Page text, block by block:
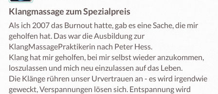
Klangmassage zum Spezialpreis
Als ich 2007 das Burnout hatte, gab es eine Sache, die mir
geholfen hat. Das war die Ausbildung zur
KlangMassagePraktikerin nach Peter Hess.
Klang hat mir geholfen, bei mir selbst wieder anzukommen,
loszulassen und mich neu einzulassen auf das Leben.
Die Klänge rühren unser Urvertrauen an - es wird irgendwie
geweckt, Verspannungen lösen sich. Entspannung wird